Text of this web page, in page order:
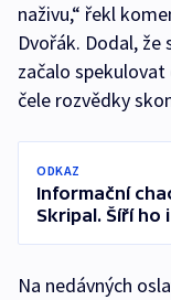
naživu,“ řekl
Dvořák. Dodal,
začalo
čele rozvědky
ODKAZ
Informační
Skripal. Šíří ho
Na nedávných